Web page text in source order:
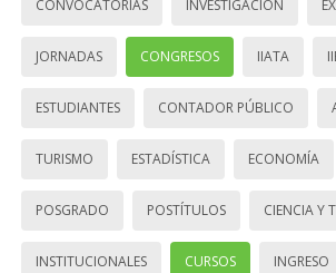
CONVOCATORIAS INVESTIGACIÓN
JORNADAS CONGRESOS IIATA
ESTUDIANTES CONTADOR PÚBLICO
TURISMO ESTADÍSTICA ECONOMÍA
POSGRADO POSTÍTULOS CIENCIA Y
INSTITUCIONALES CURSOS INGRESO